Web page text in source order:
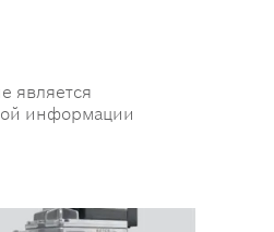
является
информации